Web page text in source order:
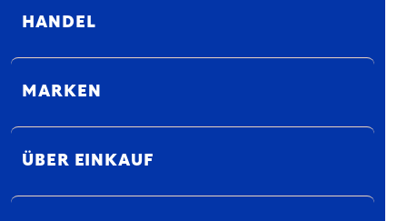
HANDEL
MARKEN
ÜBER EINKAUF